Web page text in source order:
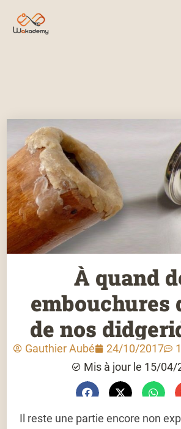
À quand
embouchures
de nos
Gauthier Aubé 24/10/2017
Mis à jour le 15/04/
Il reste une partie encore non